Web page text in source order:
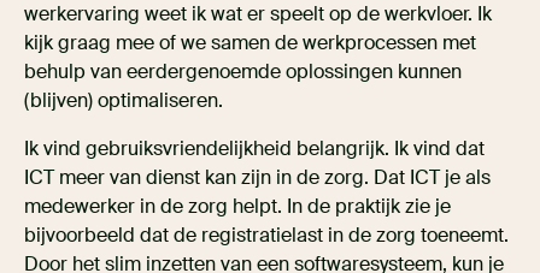
werkervaring weet ik wat er speelt op de werkvloer. Ik
kijk graag mee of we samen de werkprocessen met
behulp van eerdergenoemde oplossingen kunnen
(blijven) optimaliseren.
Ik vind gebruiksvriendelijkheid belangrijk. Ik vind dat
ICT meer van dienst kan zijn in de zorg. Dat ICT je als
medewerker in de zorg helpt. In de praktijk zie je
bijvoorbeeld dat de registratielast in de zorg toeneemt.
Door het slim inzetten van een softwaresysteem, kun je